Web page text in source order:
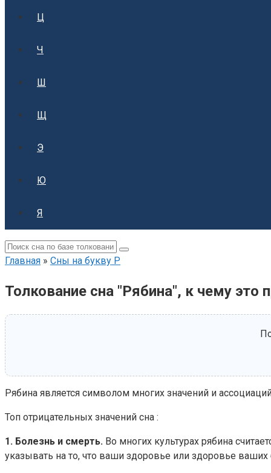
Ц
Ч
Ш
Щ
Э
Ю
Я
Поиск:
Главная » Сны на букву Р
Толкование сна "Рябина", к чему это
Рябина является символом многих значений и
Топ отрицательных значений сна :
1. Болезнь и смерть. Во многих культурах рябина
указывать на то, что ваши здоровье или здоровье ваших